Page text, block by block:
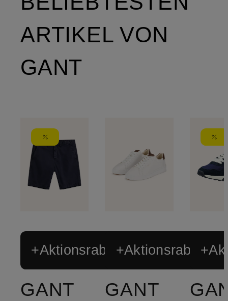
ARTIKEL VON
GANT
+Aktionsrabatt
GANT
+Aktionsrabatt
GANT